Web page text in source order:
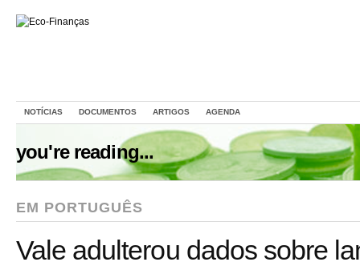
NOTÍCIAS DOCUMENTOS ARTIGOS AGENDA
you're reading...
EM PORTUGUÊS
Vale adulterou dados sobre